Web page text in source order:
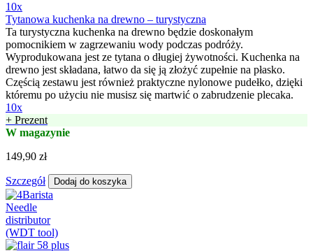
10x
Tytanowa kuchenka na drewno – turystyczna
Ta turystyczna kuchenka na drewno będzie doskonałym
pomocnikiem w zagrzewaniu wody podczas podróży.
Wyprodukowana jest ze tytana o długiej żywotności. Kuchenka na
drewno jest składana, łatwo da się ją złożyć zupełnie na płasko.
Częścią zestawu jest również praktyczne nylonowe pudełko, dzięki
któremu po użyciu nie musisz się martwić o zabrudzenie plecaka.
10x
+ Prezent
W magazynie
149,90 zł
Szczegół Dodaj do koszyka